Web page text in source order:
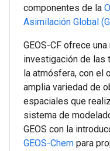
componentes de la
Asimilación Global
GEOS-CF ofrece
investigación de las
la atmósfera, con el
amplia variedad de
espaciales que
sistema de
GEOS con la
GEOS-Chem para